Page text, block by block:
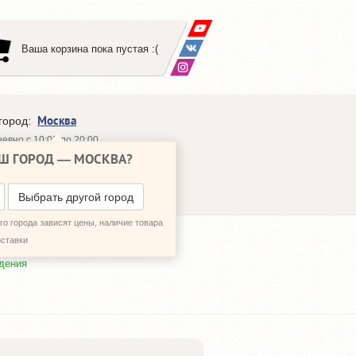
Ваша корзина пока пустая :(
Москва
ГОРОД — МОСКВА?
Выбрать другой город
города зависят цены, наличие товара
с 10:00 до 20:00
648-64-30
МНЕ